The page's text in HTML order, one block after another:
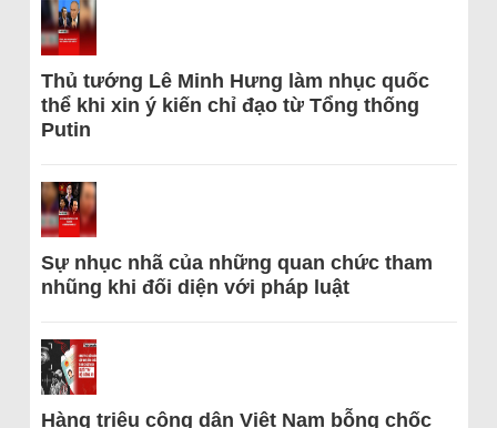
Thủ tướng Lê Minh Hưng làm nhục quốc
thể khi xin ý kiến chỉ đạo từ Tổng thống
Putin
Sự nhục nhã của những quan chức tham
nhũng khi đối diện với pháp luật
Hàng triệu công dân Việt Nam bỗng chốc